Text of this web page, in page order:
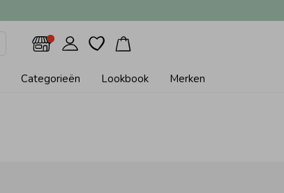
Categorieën Lookbook Merken